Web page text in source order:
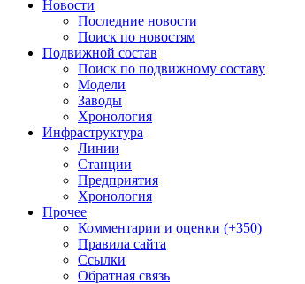
Новости
Последние новости
Поиск по новостям
Подвижной состав
Поиск по подвижному составу
Модели
Заводы
Хронология
Инфраструктура
Линии
Станции
Предприятия
Хронология
Прочее
Комментарии и оценки (+350)
Правила сайта
Ссылки
Обратная связь